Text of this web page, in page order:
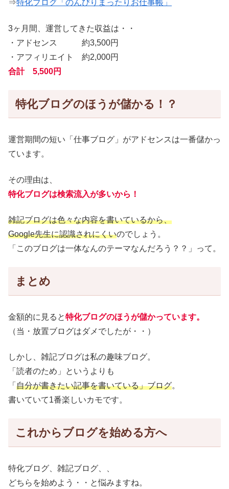
⇒特化ブログ「のんびりまったりお仕事帳」
3ヶ月間、運営してきた収益は・・
・アドセンス 約3,500円
・アフィリエイト 約2,000円
合計 5,500円
特化ブログのほうが儲かる！？
運営期間の短い「仕事ブログ」がアドセンスは一番儲かっ
ています。
その理由は、
特化ブログは検索流入が多いから ！
雑記ブログは色々な内容を書いているから、
Google先生に認識されにくいのでしょう。
「このブログは一体なんのテーマなんだろう？？」って。
まとめ
金額的に見ると特化ブログのほうが儲かっています。
（当・放置ブログはダメでしたが・・）
しかし、雑記ブログは私の趣味ブログ。
「読者のため」というよりも
「 自分が書きたい記事を書いている」ブログ。
書いていて1番楽しいカモです。
これからブログを始める方へ
特化ブログ、雑記ブログ、、
どちらを始めよう・・と悩みますね。